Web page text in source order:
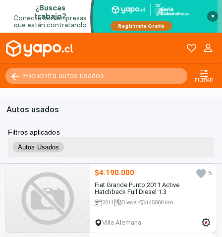
×
FILTRAR
Autos usados
Filtros aplicados
Autos Usados
$4.190.000
5
Fiat Grande Punto 2011 Active
Hatchback Full Diesel 1.3
2011 Diesel 145000 km
Villa Alemana